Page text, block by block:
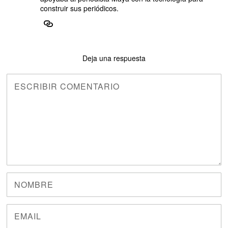
construir sus periódicos.
Deja una respuesta